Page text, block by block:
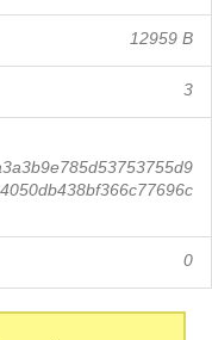
12959 B
3
0